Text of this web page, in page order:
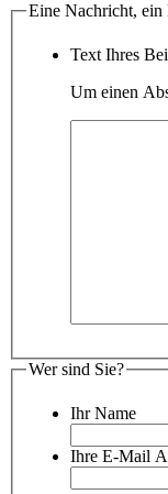
Eine Nachricht, ein
Text Ihres
Um einen
Wer sind Sie?
Ihr Name
Ihre E-Mail